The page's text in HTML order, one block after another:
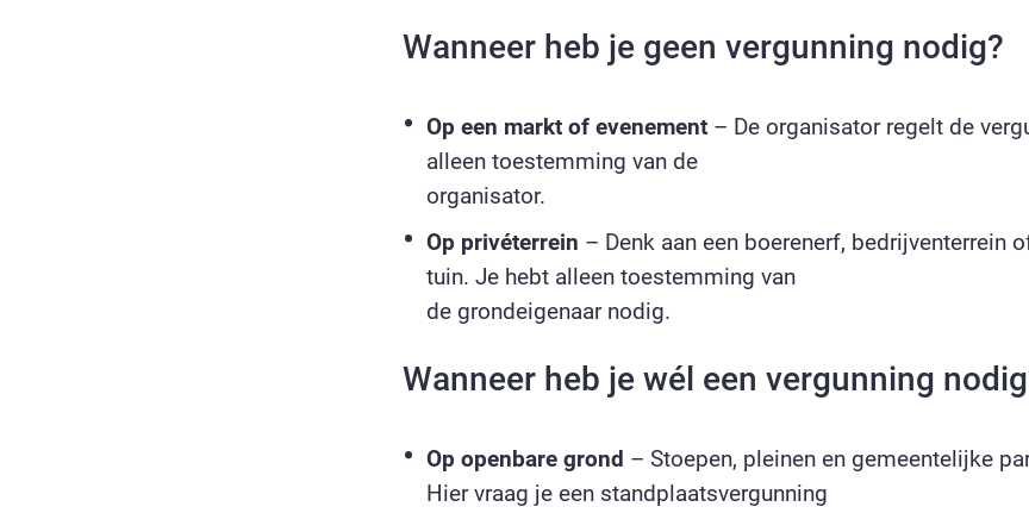
Wanneer heb je geen vergunning nodig?
Op een markt of evenement – De organisator regelt de
alleen toestemming van de
organisator.
Op privéterrein – Denk aan een boerenerf, bedrijventerrein
tuin. Je hebt alleen toestemming van
de grondeigenaar nodig.
Wanneer heb je wél een vergunning
Op openbare grond – Stoepen, pleinen en gemeentelijke
Hier vraag je een standplaatsvergunning